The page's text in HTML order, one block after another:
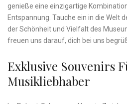
genieße eine einzigartige
Entspannung. Tauche ein in⁤ die ​Welt
der Schönheit und Vielfalt des
freuen uns darauf, dich bei⁢ uns
Exklusive ‌Souvenirs
‌Musikliebhaber